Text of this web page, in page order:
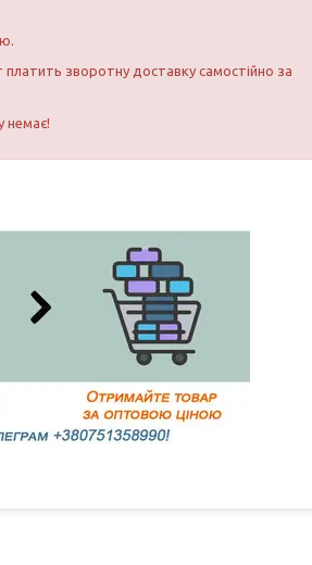
зворотну доставку самостійно за
немає!